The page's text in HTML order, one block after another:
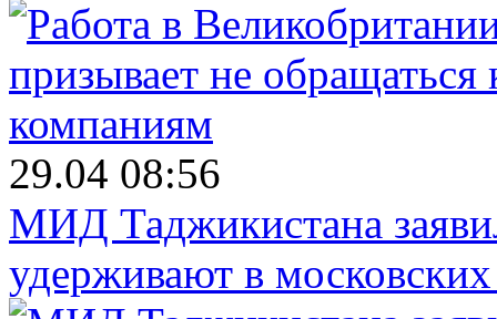
29.04 08:56
МИД Таджикистана
удерживают в